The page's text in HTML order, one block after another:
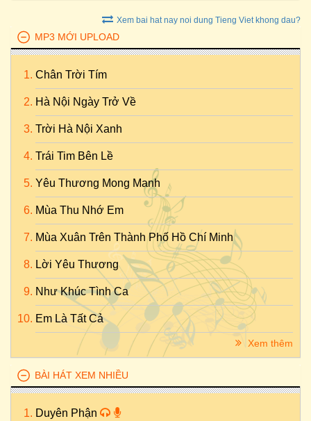
Xem bai hat nay noi dung Tieng Viet khong dau?
MP3 MỚI UPLOAD
Chân Trời Tím
Hà Nội Ngày Trở Về
Trời Hà Nội Xanh
Trái Tim Bên Lề
Yêu Thương Mong Manh
Mùa Thu Nhớ Em
Mùa Xuân Trên Thành Phố Hồ Chí Minh
Lời Yêu Thương
Như Khúc Tình Ca
Em Là Tất Cả
Xem thêm
BÀI HÁT XEM NHIỀU
Duyên Phận